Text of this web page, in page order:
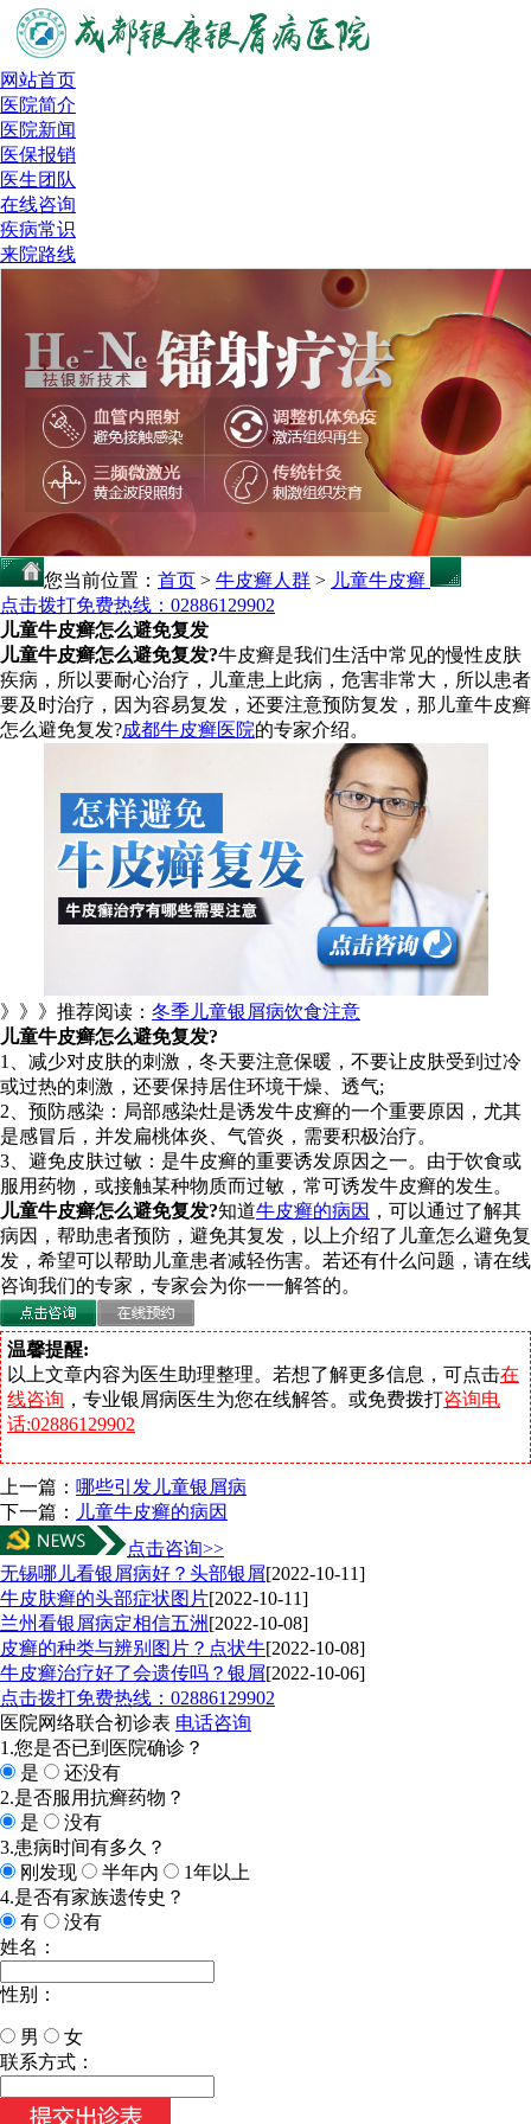
网站首页
医院简介
医院新闻
医保报销
医生团队
在线咨询
疾病常识
来院路线
您当前位置： 首页 > 牛皮癣人群 > 儿童牛皮癣
点击拨打免费热线：02886129902
儿童牛皮癣怎么避免复发
儿童牛皮癣怎么避免复发?牛皮癣是我们生活中常见的慢性皮肤
疾病，所以要耐心治疗，儿童患上此病，危害非常大，所以患者
要及时治疗，因为容易复发，还要注意预防复发，那儿童牛皮癣
怎么避免复发?成都牛皮癣医院的专家介绍。
》》》推荐阅读： 冬季儿童银屑病饮食注意
儿童牛皮癣怎么避免复发?
1、减少对皮肤的刺激，冬天要注意保暖，不要让皮肤受到过冷
或过热的刺激，还要保持居住环境干燥、透气;
2、预防感染：局部感染灶是诱发牛皮癣的一个重要原因，尤其
是感冒后，并发扁桃体炎、气管炎，需要积极治疗。
3、避免皮肤过敏：是牛皮癣的重要诱发原因之一。由于饮食或
服用药物，或接触某种物质而过敏，常可诱发牛皮癣的发生。
儿童牛皮癣怎么避免复发?知道牛皮癣的病因 ，可以通过了解其
病因，帮助患者预防，避免其复发，以上介绍了儿童怎么避免复
发，希望可以帮助儿童患者减轻伤害。若还有什么问题，请在线
咨询我们的专家，专家会为你一一解答的。
温馨提醒:
以上文章内容为医生助理整理。若想了解更多信息，可点击在
线咨询 ，专业银屑病医生为您在线解答。或免费拨打咨询电
话:02886129902
上一篇： 哪些引发儿童银屑病
下一篇：
儿童牛皮癣的病因
点击咨询>>
无锡哪儿看银屑病好？头部银屑[2022-10-11]
牛皮肤癣的头部症状图片[2022-10-11]
兰州看银屑病定相信五洲 [2022-10-08]
皮癣的种类与辨别图片？点状牛[2022-10-08]
牛皮癣治疗好了会遗传吗？银屑[2022-10-06]
点击拨打免费热线：02886129902
医院网络联合初诊表 电话咨询
1.您是否已到医院确诊？
是
还没有
2.是否服用抗癣药物？
是
没有
3.患病时间有多久？
刚发现
半年内
1年以上
4.是否有家族遗传史？
有
没有
姓名：
性别：
男
女
今天日期：
联系方式：